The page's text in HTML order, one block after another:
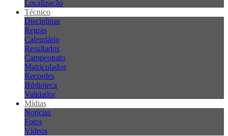
Localização
Técnico
Disciplinas
Regras
Calendário
Resultados
Campeonato
Matriculados
Recordes
Biblioteca
Validador
Mídias
Notícias
Fotos
Vídeos